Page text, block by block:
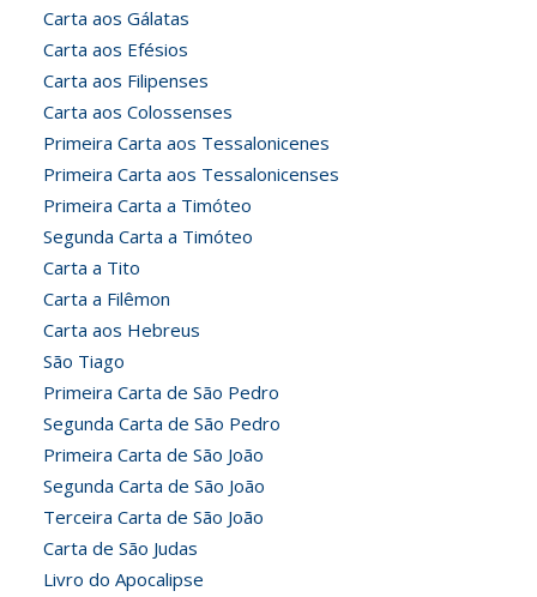
Carta aos Gálatas
Carta aos Efésios
Carta aos Filipenses
Carta aos Colossenses
Primeira Carta aos Tessalonicenes
Primeira Carta aos Tessalonicenses
Primeira Carta a Timóteo
Segunda Carta a Timóteo
Carta a Tito
Carta a Filêmon
Carta aos Hebreus
São Tiago
Primeira Carta de São Pedro
Segunda Carta de São Pedro
Primeira Carta de São João
Segunda Carta de São João
Terceira Carta de São João
Carta de São Judas
Livro do Apocalipse